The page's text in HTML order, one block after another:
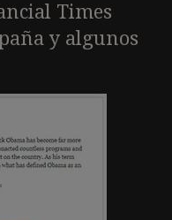
Times
y algunos